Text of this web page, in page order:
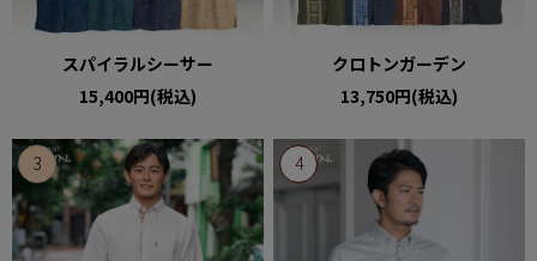
スパイラルシーサー
15,400円(税込)
クロトンガーデン
13,750円(税込)